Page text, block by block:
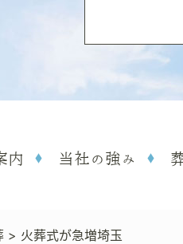
内 当社の強み
> 火葬式が急増埼玉